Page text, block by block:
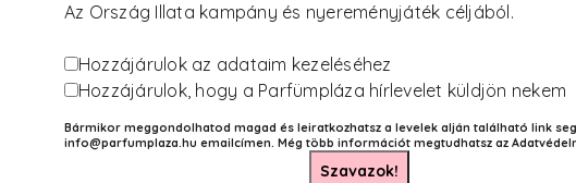
Az Ország Illata kampány és nyereményjáték céljából.
Hozzájárulok az adataim kezeléséhez
Hozzájárulok, hogy a Parfümpláza hírlevelet küldjön nekem
Bármikor meggondolhatod magad és leiratkozhatsz a levelek alján található link
info@parfumplaza.hu emailcímen. Még több információt megtudhatsz az